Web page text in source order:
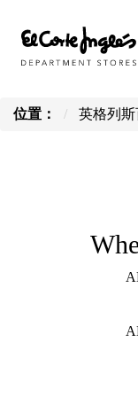
位置： 英格列